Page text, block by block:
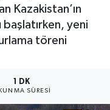
Kazakistan’ın
başlatırken, yeni
töreni
1 DK
SÜRESI